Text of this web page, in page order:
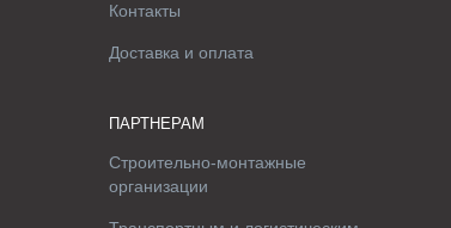
Контакты
Доставка и оплата
ПАРТНЕРАМ
Строительно-монтажные
организации